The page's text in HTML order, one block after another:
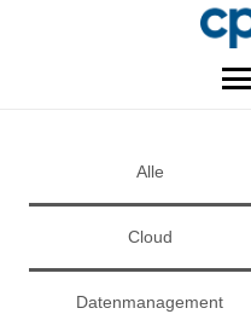
Alle
Cloud
Datenmanagement